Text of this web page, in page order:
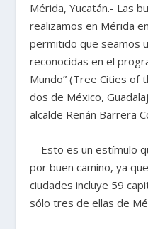
Mérida, Yucatán.- Las
realizamos en Mérida
permitido que seamos
reconocidas en el
Mundo” (Tree Cities of
dos de México,
alcalde Renán Barrera
—Esto es un estímulo
por buen camino, ya
ciudades incluye 59
sólo tres de ellas de